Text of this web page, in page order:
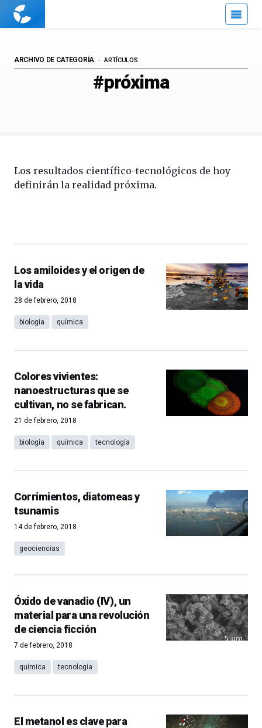
Cuaderno
#próxima
ARCHIVO DE CATEGORÍA ARTÍCULOS
Los resultados científico-tecnológicos de hoy
definirán la realidad próxima.
Los amiloides y el origen de
la vida
28 de febrero, 2018
biología química
Colores vivientes:
nanoestructuras que se
cultivan, no se fabrican.
21 de febrero, 2018
biología química tecnología
Corrimientos, diatomeas y
tsunamis
14 de febrero, 2018
geociencias
Óxido de vanadio (IV), un
material para una revolución
de ciencia ficción
7 de febrero, 2018
química tecnología
El metanol es clave para